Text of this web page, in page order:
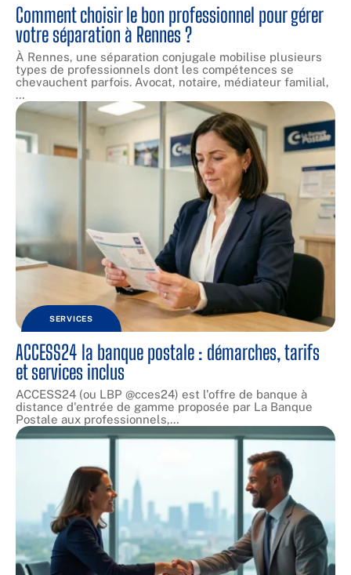
Comment choisir le bon professionnel pour gérer
votre séparation à Rennes ?
À Rennes, une séparation conjugale mobilise plusieurs
types de professionnels dont les compétences se
chevauchent parfois. Avocat, notaire, médiateur familial,
…
SERVICES
ACCESS24 la banque postale : démarches, tarifs
et services inclus
ACCESS24 (ou LBP @cces24) est l'offre de banque à
distance d'entrée de gamme proposée par La Banque
Postale aux professionnels,…